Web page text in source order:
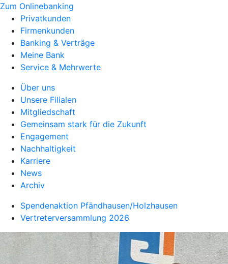
Zum Onlinebanking
Privatkunden
Firmenkunden
Banking & Verträge
Meine Bank
Service & Mehrwerte
Über uns
Unsere Filialen
Mitgliedschaft
Gemeinsam stark für die Zukunft
Engagement
Nachhaltigkeit
Karriere
News
Archiv
Spendenaktion Pfändhausen/Holzhausen
Vertreterversammlung 2026